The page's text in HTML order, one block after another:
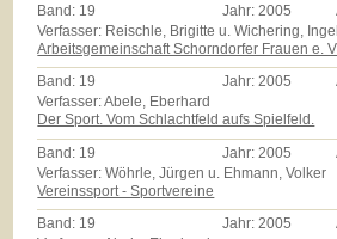
Band: 19 Jahr: 2005
Verfasser: Reischle, Brigitte u. Wichering,
Arbeitsgemeinschaft Schorndorfer Frauen e.
Band: 19 Jahr:2005
Verfasser: Abele, Eberhard
Der Sport. Vom Schlachtfeld aufs Spielfeld.
Band: 19 Jahr: 2005
Verfasser: Wöhrle, Jürgen u. Ehmann, Volker
Vereinssport - Sportvereine
Band: 19 Jahr:2005